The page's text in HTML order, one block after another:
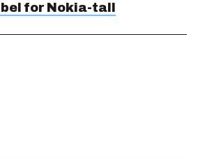
for Nokia-tall